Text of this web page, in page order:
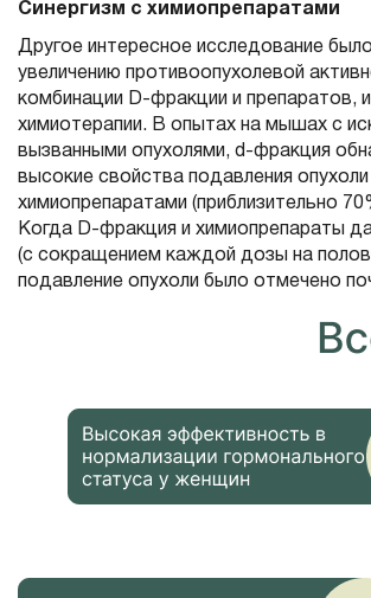
Синергизм с химиопрепаратами
Другое интересное исследование
увеличению противоопухолевой
комбинации D-фракции и препаратов,
химиотерапии. В опытах на мышах с
вызванными опухолями, d-фракция
высокие свойства подавления
химиопрепаратами (приблизительно
Когда D-фракция и химиопрепараты
(с сокращением каждой дозы на
подавление опухоли было отмечено